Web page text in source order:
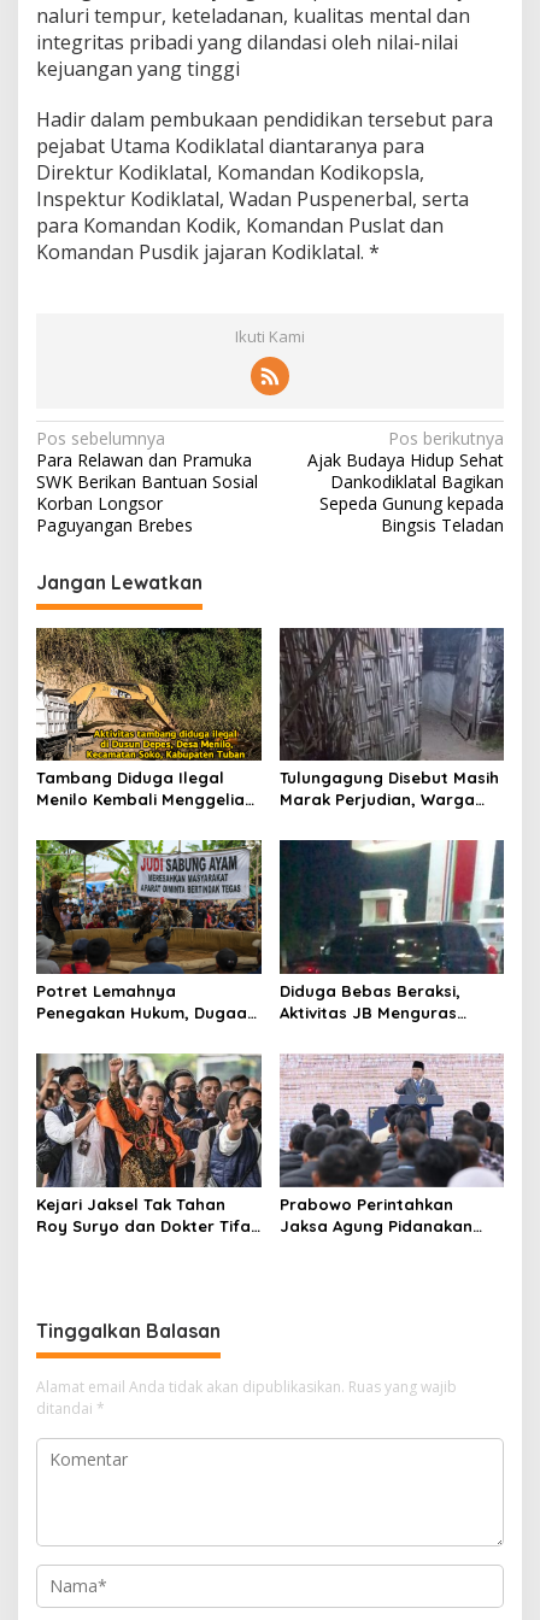
naluri tempur, keteladanan, kualitas mental dan
integritas pribadi yang dilandasi oleh nilai-nilai
kejuangan yang tinggi
Hadir dalam pembukaan pendidikan tersebut para
pejabat Utama Kodiklatal diantaranya para
Direktur Kodiklatal, Komandan Kodikopsla,
Inspektur Kodiklatal, Wadan Puspenerbal, serta
para Komandan Kodik, Komandan Puslat dan
Komandan Pusdik jajaran Kodiklatal. *
Ikuti Kami
N
a
v
i
g
a
s
i
p
o
s
Pos sebelumnya
Para Relawan dan Pramuka
SWK Berikan Bantuan Sosial
Korban Longsor
Paguyangan Brebes
Pos berikutnya
Ajak Budaya Hidup Sehat
Dankodiklatal Bagikan
Sepeda Gunung kepada
Bingsis Teladan
Jangan Lewatkan
Tambang Diduga Ilegal
Menilo Kembali Menggeliat,
Soroti Dugaan Pembiaran
Tulungagung Disebut Masih
Marak Perjudian, Warga
hingga Usut Dugaan Beking
Potret Lemahnya
Penegakan Hukum, Dugaan
Tulungagung Tuai Sorotan
Diduga Bebas Beraksi,
Aktivitas JB Menguras
Bojonegoro Jadi Sorotan
Warga
Kejari Jaksel Tak Tahan
Roy Suryo dan Dokter Tifa,
Prabowo Perintahkan
Jaksa Agung Pidanakan
Tinggalkan Balasan
Alamat email Anda tidak akan dipublikasikan. Ruas yang wajib
ditandai *